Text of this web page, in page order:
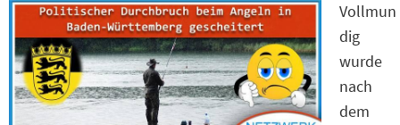
Vollmun
dig
wurde
nach
dem